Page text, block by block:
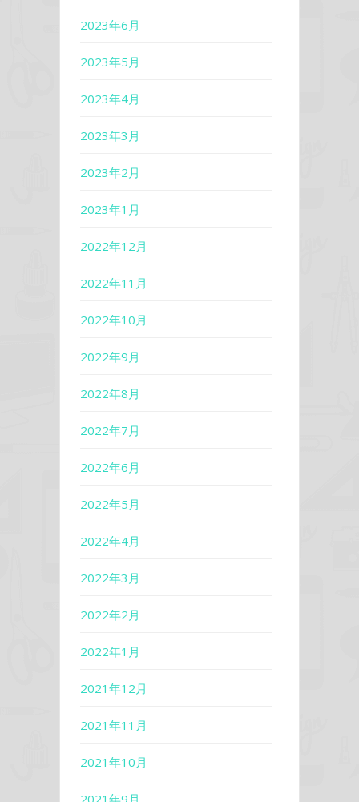
2023年6月
2023年5月
2023年4月
2023年3月
2023年2月
2023年1月
2022年12月
2022年11月
2022年10月
2022年9月
2022年8月
2022年7月
2022年6月
2022年5月
2022年4月
2022年3月
2022年2月
2022年1月
2021年12月
2021年11月
2021年10月